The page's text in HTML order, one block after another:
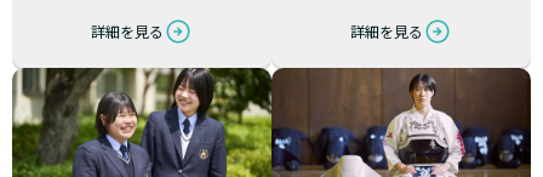
詳細を見る 詳細を見る